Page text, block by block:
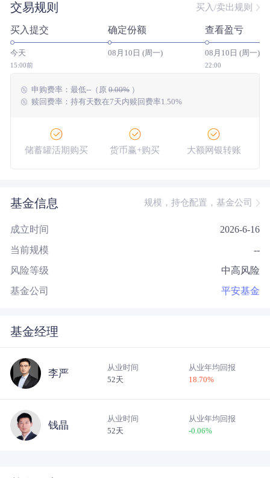
近三年 --/--
近五年 -- 0.00% --/--
今年以来
成立以来 -16.29 %
交易规则 买入/卖出规则
买入提交
今天
15:00前
确定份额
08月10日 (周一)
查看盈亏
08月10日 (周一)
22:00
申购费率： 最低--（原 0.00%）
赎回费率：持有天数在7天内赎回费率1.50%
储蓄罐活期购买 货币赢+购买 大额网银转账
基金信息 规模，持仓配置，基金公司
成立时间 2026-6-16
当前规模 --
风险等级 中高风险
基金公司 平安基金
基金经理
李严
从业时间
52天
从业年均回报
18.70%
钱晶
从业时间
52天
从业年均回报
-0.06%